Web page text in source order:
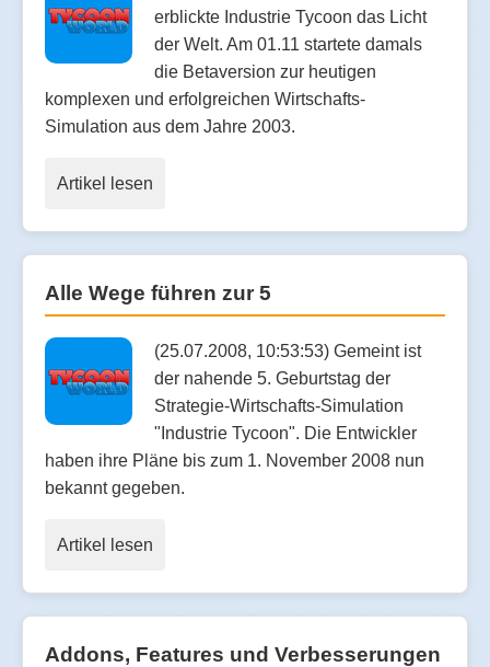
erblickte Industrie Tycoon das Licht
der Welt. Am 01.11 startete damals
die Betaversion zur heutigen
komplexen und erfolgreichen Wirtschafts-
Simulation aus dem Jahre 2003.
Artikel lesen
Alle Wege führen zur 5
(25.07.2008, 10:53:53) Gemeint ist
der nahende 5. Geburtstag der
Strategie-Wirtschafts-Simulation
"Industrie Tycoon". Die Entwickler
haben ihre Pläne bis zum 1. November 2008 nun
bekannt gegeben.
Artikel lesen
Addons, Features und Verbesserungen